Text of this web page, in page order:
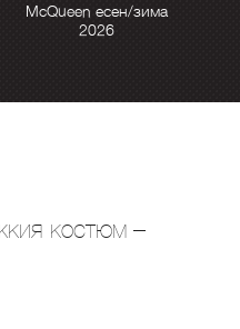
McQueen есен/зима
2026
костюм –